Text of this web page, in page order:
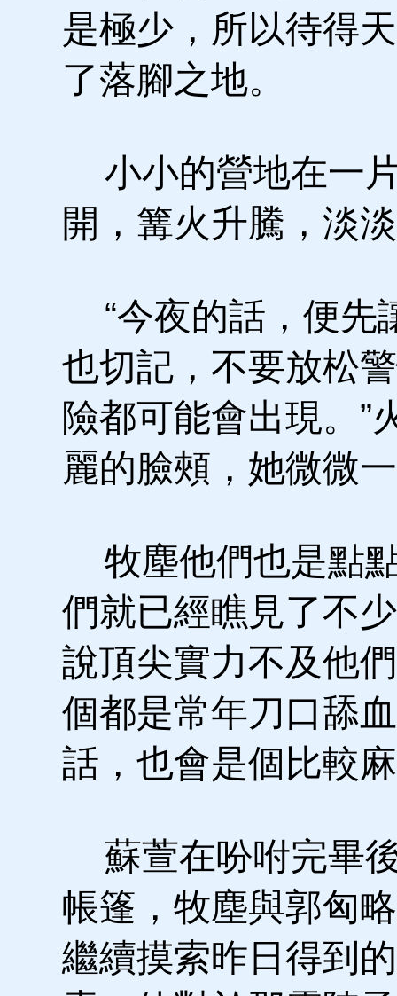
是極少，所以待得
了落腳之地。
小小的營地在一
開，篝火升騰，淡
“今夜的話，便先
也切記，不要放松
險都可能會出現。”
麗的臉頰，她微微
牧塵他們也是點
們就已經瞧見了不
說頂尖實力不及他
個都是常年刀口舔
話，也會是個比較
蘇萱在吩咐完畢
帳篷，牧塵與郭匈
繼續摸索昨日得到